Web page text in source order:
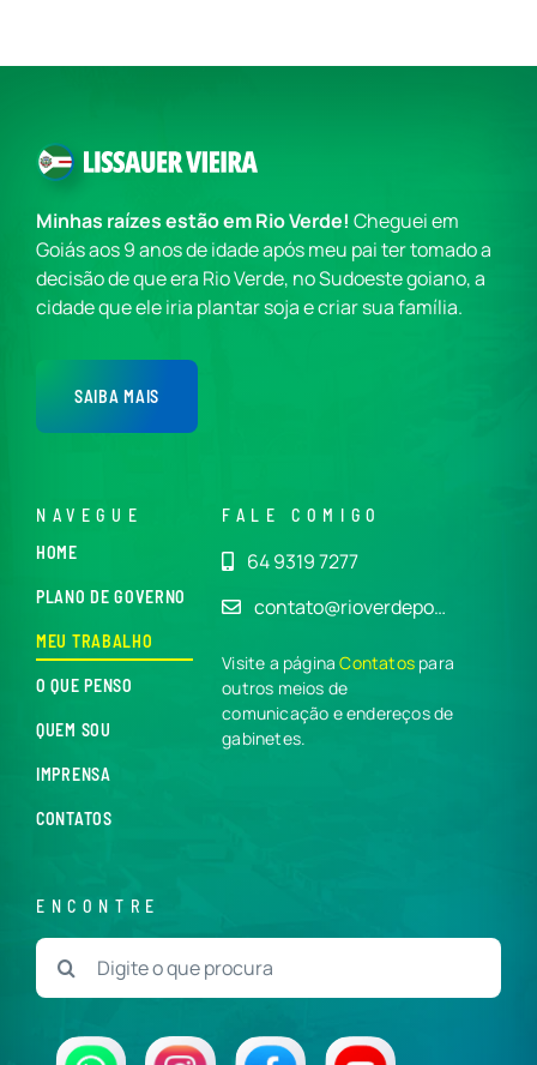
Minhas raízes estão em Rio Verde! Cheguei em
Goiás aos 9 anos de idade após meu pai ter tomado a
decisão de que era Rio Verde, no Sudoeste goiano, a
cidade que ele iria plantar soja e criar sua família.
SAIBA MAIS
NAVEGUE
HOME
PLANO DE GOVERNO
MEU TRABALHO
O QUE PENSO
QUEM SOU
IMPRENSA
CONTATOS
FALE COMIGO
64 9319 7277
contato@rioverdepo…
Visite a páginaContatos para
outros meios de
comunicação e endereços de
gabinetes.
ENCONTRE
Buscar
resultados